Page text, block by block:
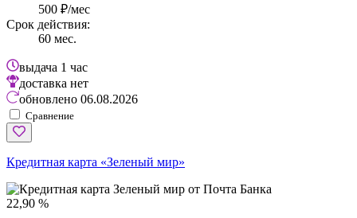
500 ₽/мес
Срок действия:
60 мес.
выдача 1 час
доставка нет
обновлено 06.08.2026
Сравнение
Кредитная карта «Зеленый мир»
22,90 %